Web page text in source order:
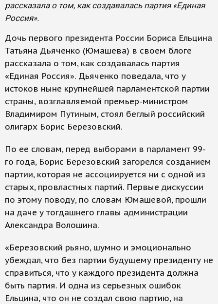
рассказала о том, как создавалась партия «Единая
Россия».
Дочь первого президента России Бориса Ельцина
Татьяна Дьяченко (Юмашева) в своем блоге
рассказала о том, как создавалась партия
«Единая Россия». Дьяченко поведала, что у
истоков ныне крупнейшей парламентской партии
страны, возглавляемой премьер-министром
Владимиром Путиным, стоял беглый российский
олигарх Борис Березовский.
По ее словам, перед выборами в парламент 99-
го года, Борис Березовский загорелся созданием
партии, которая не ассоциируется ни с одной из
старых, провластных партий. Первые дискуссии
по этому поводу, по словам Юмашевой, прошли
на даче у тогдашнего главы администрации
Александра Волошина.
«Березовский рьяно, шумно и эмоционально
убеждал, что без партии будущему президенту не
справиться, что у каждого президента должна
быть партия. И одна из серьезных ошибок
Ельцина, что он не создал свою партию, на